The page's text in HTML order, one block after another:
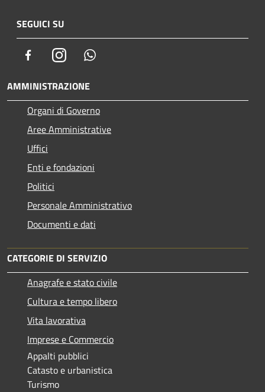
SEGUICI SU
FacebookInstagram
AMMINISTRAZIONE
Organi di Governo
Aree Amministrative
Uffici
Enti e fondazioni
Politici
Personale Amministrativo
Documenti e dati
CATEGORIE DI SERVIZIO
Anagrafe e stato civile
Cultura e tempo libero
Vita lavorativa
Imprese e Commercio
Appalti pubblici
Catasto e urbanistica
Turismo